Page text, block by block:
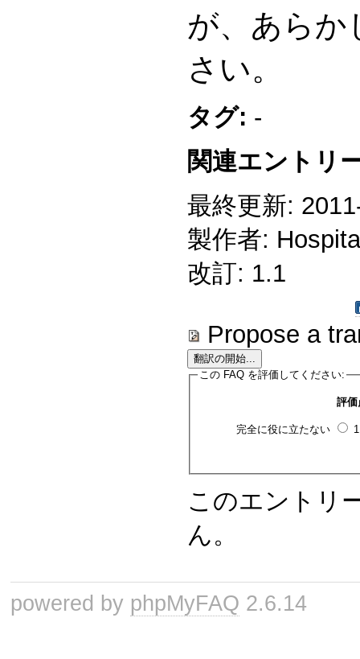
が、あらか
さい。
タグ: -
関連エントリ
最終更新:
製作者:
改訂: 1.1
Propose a
この FAQ を評価してください:
評価
完全に役に立たない
このエントリ
ん。
powered by phpMyFAQ 2.6.14